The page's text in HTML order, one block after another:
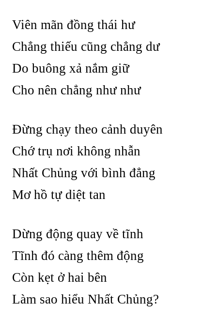
Viên mãn đồng thái hư
Chẳng thiếu cũng chẳng dư
Do buông xả nắm giữ
Cho nên chẳng như như
Đừng chạy theo cảnh duyên
Chớ trụ nơi không nhẫn
Nhất Chủng với bình đẳng
Mơ hồ tự diệt tan
Dừng động quay về tĩnh
Tĩnh đó càng thêm động
Còn kẹt ở hai bên
Làm sao hiểu Nhất Chủng?